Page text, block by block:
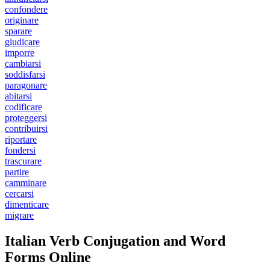
confondere
originare
sparare
giudicare
imporre
cambiarsi
soddisfarsi
paragonare
abitarsi
codificare
proteggersi
contribuirsi
riportare
fondersi
trascurare
partire
camminare
cercarsi
dimenticare
migrare
Italian Verb Conjugation and Word
Forms Online